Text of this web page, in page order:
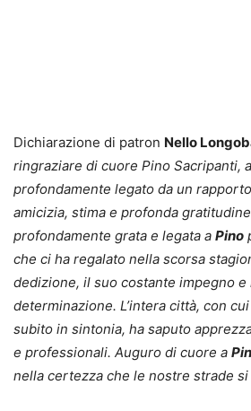
Dichiarazione di patron Nello
ringraziare di cuore Pino Sacripanti,
profondamente legato da un
amicizia, stima e profonda
profondamente grata e legata a Pino
che ci ha regalato nella scorsa
dedizione, il suo costante impegno e
determinazione. L’intera città, con
subito in sintonia, ha saputo
e professionali. Auguro di cuore a
nella certezza che le nostre strade